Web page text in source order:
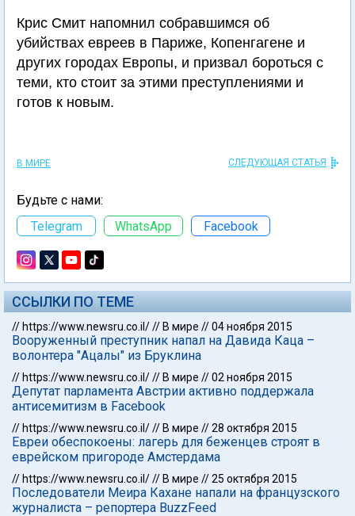
Крис Смит напомнил собравшимся об
убийствах евреев в Париже, Копенгагене и
других городах Европы, и призвал бороться с
теми, кто стоит за этими преступлениями и
готов к новым.
В МИРЕ СЛЕДУЮЩАЯ СТАТЬЯ
Будьте с нами:
Telegram
WhatsApp Facebook
ССЫЛКИ ПО ТЕМЕ
// https://www.newsru.co.il/// В мире //04 ноября 2015
Вооруженный преступник напал на Давида Каца –
волонтера "Ацалы" из Бруклина
// https://www.newsru.co.il/// В мире //02 ноября 2015
Депутат парламента Австрии активно поддержала
антисемитизм в Facebook
// https://www.newsru.co.il/// В мире //28 октября 2015
Евреи обеспокоены: лагерь для беженцев строят в
еврейском пригороде Амстердама
// https://www.newsru.co.il/// В мире //25 октября 2015
Последователи Меира Кахане напали на французского
журналиста – репортера BuzzFeed